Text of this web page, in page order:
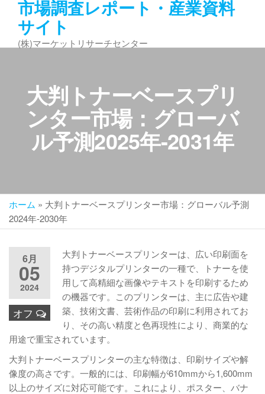
ン
市場調査レポート・産業資料
サイト
(株)マーケットリサーチセンター
大判トナーベースプリ
ンター市場：グローバ
ル予測2025年-2031年
ホーム » 大判トナーベースプリンター市場：グローバル予測
2024年-2030年
6月
05
2024
オフ
大判トナーベースプリンターは、広い印刷面を
持つデジタルプリンターの一種で、トナーを使
用して高精細な画像やテキストを印刷するため
の機器です。このプリンターは、主に広告や建
築、技術文書、芸術作品の印刷に利用されてお
り、その高い精度と色再現性により、商業的な
用途で重宝されています。
大判トナーベースプリンターの主な特徴は、印刷サイズや解
像度の高さです。一般的には、印刷幅が610mmから1,600mm
以上のサイズに対応可能です。これにより、ポスター、バナ